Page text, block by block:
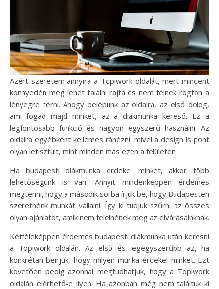
Azért szeretem annyira a Topiwork oldalát, mert mindent
könnyedén meg lehet találni rajta és nem félnek rögtön a
lényegre térni. Ahogy belépünk az oldalra, az első dolog,
ami fogad majd minket, az a diákmunka kereső. Ez a
legfontosabb funkció és nagyon egyszerű használni. Az
oldalra egyébként kellemes ránézni, mivel a design is pont
olyan letisztult, mint minden más ezen a felületen.
Ha budapesti diákmunka érdekel minket, akkor több
lehetőségünk is van. Annyit mindenképpen érdemes
megtenni, hogy a második sorba írjuk be, hogy Budapesten
szeretnénk munkát vállalni. Így ki tudjuk szűrni az összes
olyan ajánlatot, amik nem felelnének meg az elvárásainknak.
Kétféleképpen érdemes budapesti diákmunka után keresni
a Topiwork oldalán. Az első és legegyszerűbb az, ha
konkrétan beírjuk, hogy milyen munka érdekel minket. Ezt
követően pedig azonnal megtudhatjuk, hogy a Topiwork
oldalán elérhető-e ilyen. Ha azonban még nem találtuk ki